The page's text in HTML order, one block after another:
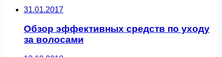
31.01.2017
Обзор эффективных средств по уходу
за волосами